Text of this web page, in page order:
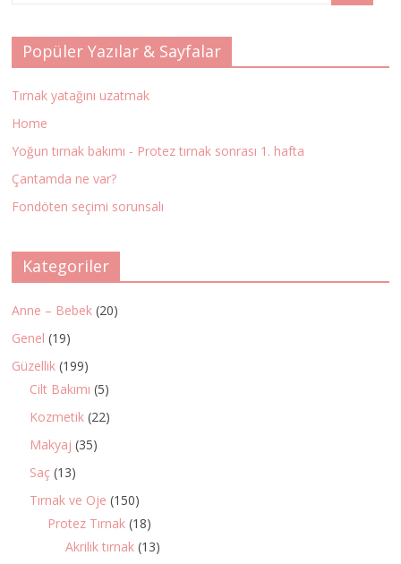
Popüler Yazılar & Sayfalar
Tırnak yatağını uzatmak
Home
Yoğun tırnak bakımı - Protez tırnak sonrası 1. hafta
Çantamda ne var?
Fondöten seçimi sorunsalı
Kategoriler
Anne – Bebek (20)
Genel (19)
Güzellik (199)
Cilt Bakımı (5)
Kozmetik (22)
Makyaj (35)
Saç (13)
Tırnak ve Oje (150)
Protez Tırnak (18)
Akrilik tırnak (13)